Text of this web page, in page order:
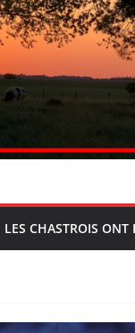
LES CHASTROIS ONT